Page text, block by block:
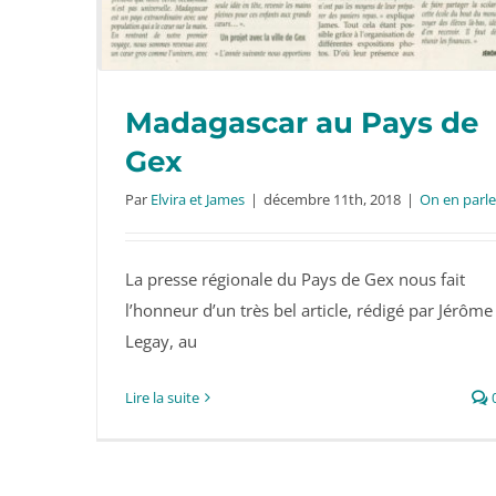
Madagascar au Pays de
Gex
Par Elvira et James | décembre 11th, 2018 | On en parle
La presse régionale du Pays de Gex nous fait
l’honneur d’un très bel article, rédigé par Jérôme
Legay, au
Lire la suite